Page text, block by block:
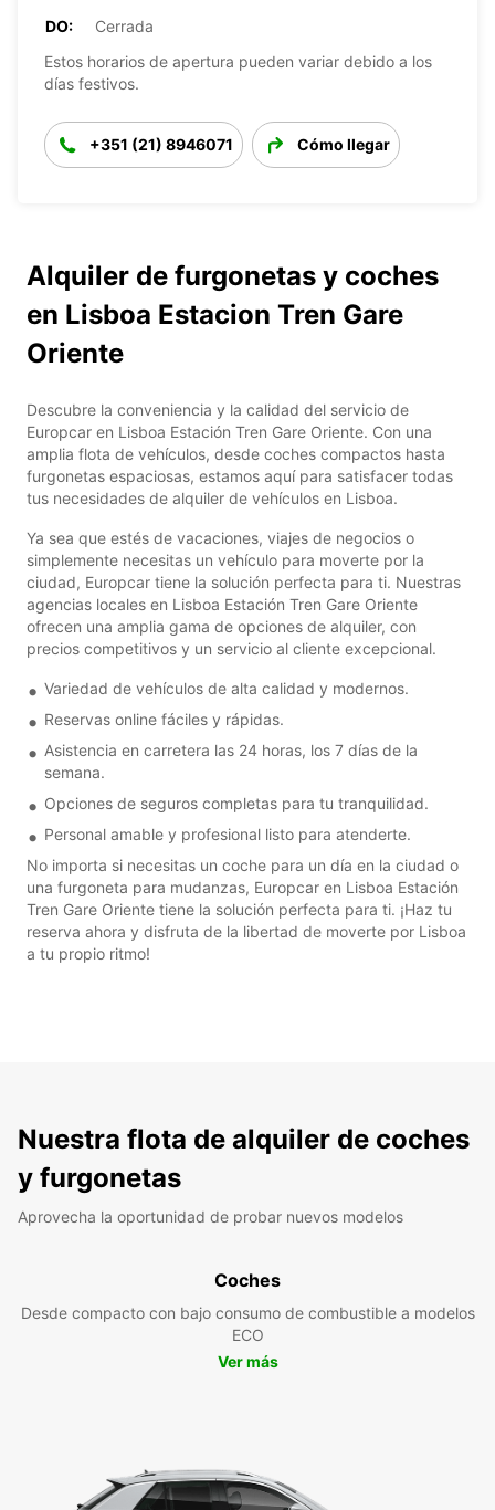
DO:
Cerrada
Estos horarios de apertura pueden variar debido a los
días festivos.
+351 (21) 8946071 Cómo llegar
Alquiler de furgonetas y coches
en Lisboa Estacion Tren Gare
Oriente
Descubre la conveniencia y la calidad del servicio de
Europcar en Lisboa Estación Tren Gare Oriente. Con una
amplia flota de vehículos, desde coches compactos hasta
furgonetas espaciosas, estamos aquí para satisfacer todas
tus necesidades de alquiler de vehículos en Lisboa.
Ya sea que estés de vacaciones, viajes de negocios o
simplemente necesitas un vehículo para moverte por la
ciudad, Europcar tiene la solución perfecta para ti. Nuestras
agencias locales en Lisboa Estación Tren Gare Oriente
ofrecen una amplia gama de opciones de alquiler, con
precios competitivos y un servicio al cliente excepcional.
Variedad de vehículos de alta calidad y modernos.
Reservas online fáciles y rápidas.
Asistencia en carretera las 24 horas, los 7 días de la
semana.
Opciones de seguros completas para tu tranquilidad.
Personal amable y profesional listo para atenderte.
No importa si necesitas un coche para un día en la ciudad o
una furgoneta para mudanzas, Europcar en Lisboa Estación
Tren Gare Oriente tiene la solución perfecta para ti. ¡Haz tu
reserva ahora y disfruta de la libertad de moverte por Lisboa
a tu propio ritmo!
Nuestra flota de alquiler de coches
y furgonetas
Aprovecha la oportunidad de probar nuevos modelos
Coches
Desde compacto con bajo consumo de combustible a modelos
ECO
Ver más